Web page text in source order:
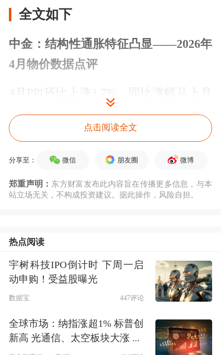
全文如下
中金：结构性通胀特征凸显——2026年
4月物价数据点评
4月PPI环比上涨1.7%，同比涨幅从上月
的0.5%扩大至2.8%，PPI涨幅超预期，
主要缘于价格涨幅高度集中于能源化工
产业链。4月CPI环比上涨0.3%，强于季
升至1.2%，主要受能源价格和假期出行
在美伊谈判持续拉锯背景下，国际油价
传导存在时滞，预计未来两月PPI和CPI
同比仍有上行空间。但本轮生产端价格
修复呈现明显结构性分化，上游涨价强
度显著高于下游。在终端消费需求偏弱
点击阅读全文
分享至： 微信 朋友圈 微博
郑重声明： 东方财富发布此内容旨在传播更多信息，与本
站立场无关，不构成投资建议。据此操作，风险自担。
热点阅读
宇树科技IPO倒计时 下周一启
动申购！受益股曝光
数据宝 447评论
全球市场：纳指涨超1% 标普创
新高 光通信、太空板块大涨 ...